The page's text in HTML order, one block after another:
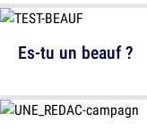
Es-tu un beauf ?